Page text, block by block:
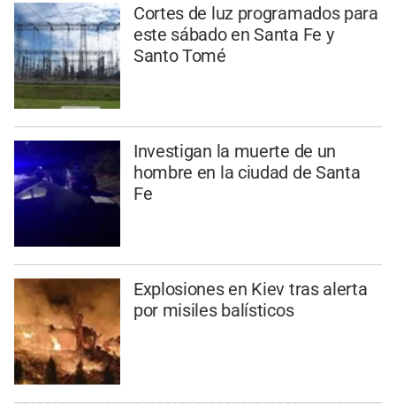
Cortes de luz programados para
este sábado en Santa Fe y
Santo Tomé
Investigan la muerte de un
hombre en la ciudad de Santa
Fe
Explosiones en Kiev tras alerta
por misiles balísticos